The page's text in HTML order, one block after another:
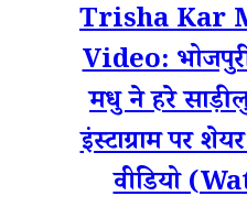
Trisha Kar
Video: भोजपुरी
मधु ने हरे साड़ी
इंस्टाग्राम पर
वीडियो